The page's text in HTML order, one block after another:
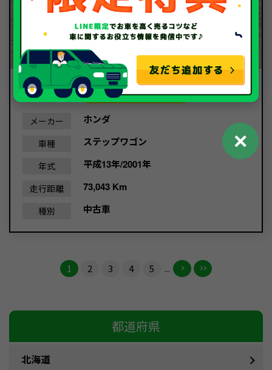
買取金額8.7万円
メーカー ホンダ
車種 ステップワゴン
年式 平成13年/2001年
走行距離 73,043 Km
種別 中古車
1 2 3 4 5 ...
都道府県
北海道
✕